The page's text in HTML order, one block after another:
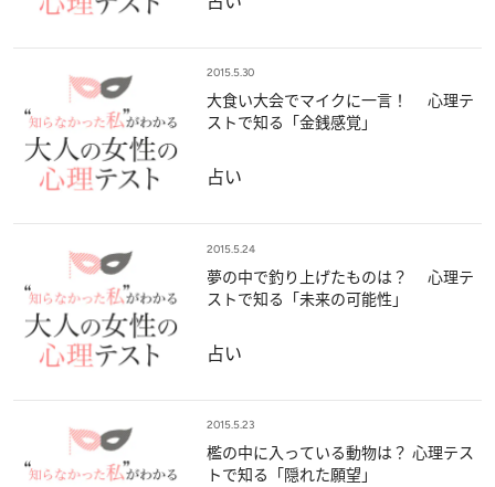
2015.5.30
大食い大会でマイクに一言！ 心理テ
ストで知る「金銭感覚」
占い
2015.5.24
夢の中で釣り上げたものは？ 心理テ
ストで知る「未来の可能性」
占い
2015.5.23
檻の中に入っている動物は？ 心理テス
トで知る「隠れた願望」